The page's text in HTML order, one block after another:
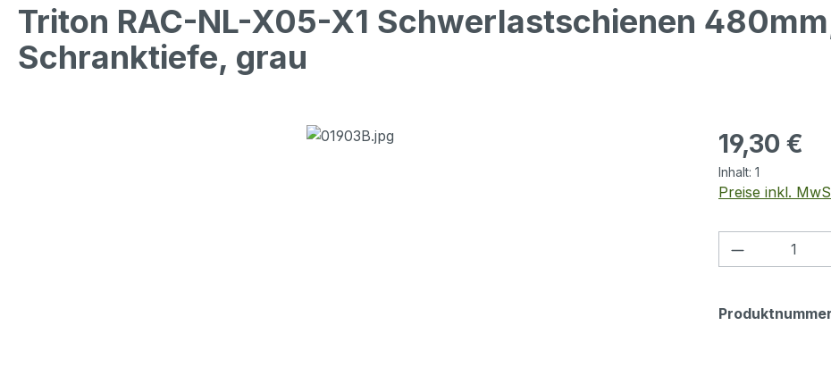
Triton RAC-NL-X05-X1 Schwerlastschienen
Schranktiefe, grau
Regulärer Preis:
19,30 €
Inhalt: 1
Preise inkl.
Produkt